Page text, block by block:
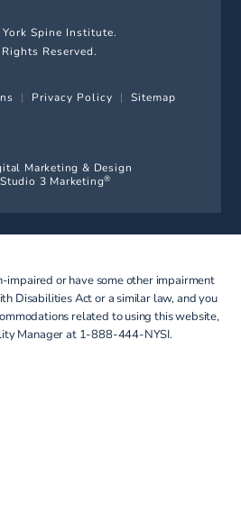
Spine Institute.
Reserved.
Privacy Policy Sitemap
Marketing & Design
3 Marketing®
impaired or have some other impairment
Disabilities Act or a similar law, and you
related to using this website,
Manager at 1-888-444-NYSI.